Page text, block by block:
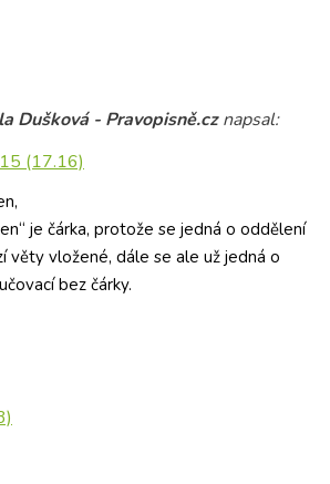
Dušková - Pravopisně.cz napsal:
(17.16)
je čárka, protože se jedná o oddělení
věty vložené, dále se ale už jedná o
bez čárky.